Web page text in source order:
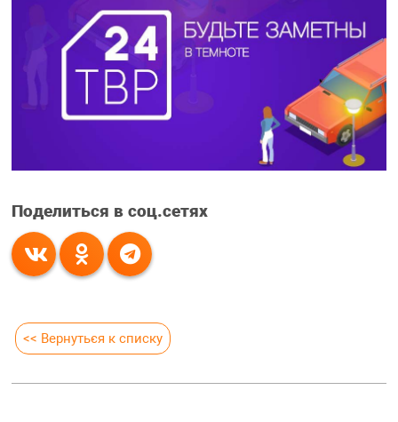
Поделиться в соц.сетях
<< Вернуться к списку